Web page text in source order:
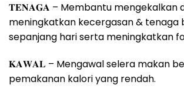
𝐓𝐄𝐍𝐀𝐆𝐀 – Membantu mengekalkan
meningkatkan kecergasan & tenaga
sepanjang hari serta meningkatkan
𝐊𝐀𝐖𝐀𝐋 – Mengawal selera makan
pemakanan kalori yang rendah.